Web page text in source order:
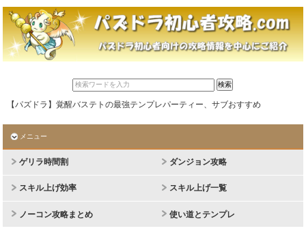
【パズドラ】覚醒バステトの最強テンプレパーティー、サブおすすめ
メニュー
ゲリラ時間割 ダンジョン攻略
スキル上げ効率 スキル上げ一覧
ノーコン攻略まとめ 使い道とテンプレ